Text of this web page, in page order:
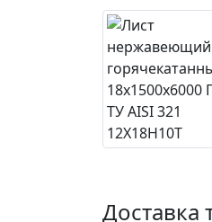
Доставка